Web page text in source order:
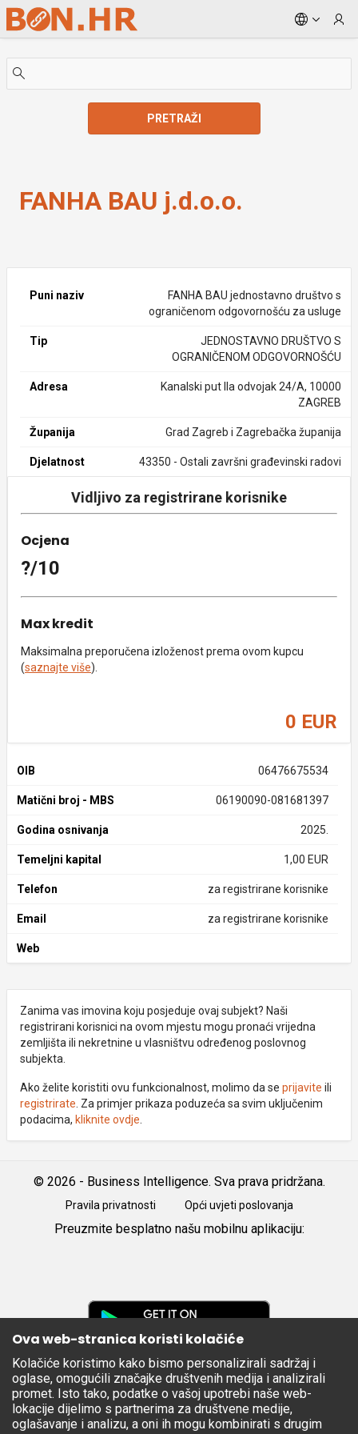
Skip to Main Content
PRETRAŽI
FANHA BAU j.d.o.o.
Puni naziv
FANHA BAU jednostavno društvo s
ograničenom odgovornošću za usluge
Tip
JEDNOSTAVNO DRUŠTVO S
OGRANIČENOM ODGOVORNOŠĆU
Adresa
Kanalski put IIa odvojak 24/A, 10000
ZAGREB
Županija Grad Zagreb i Zagrebačka županija
Djelatnost 43350 - Ostali završni građevinski radovi
Vidljivo za registrirane korisnike
Ocjena
?/10
Max kredit
Maksimalna preporučena izloženost prema ovom kupcu
(saznajte više).
0 EUR
OIB 06476675534
Matični broj - MBS 06190090-081681397
Godina osnivanja 2025.
Temeljni kapital 1,00 EUR
Telefon za registrirane korisnike
Email za registrirane korisnike
Web
Zanima vas imovina koju posjeduje ovaj subjekt? Naši
registrirani korisnici na ovom mjestu mogu pronaći vrijedna
zemljišta ili nekretnine u vlasništvu određenog poslovnog
subjekta.
Ako želite koristiti ovu funkcionalnost, molimo da se prijavite ili
registrirate . Za primjer prikaza poduzeća sa svim uključenim
podacima, kliknite ovdje
© 2026 - Business Intelligence. Sva prava pridržana.
Pravila privatnosti Opći uvjeti poslovanja
Preuzmite besplatno našu mobilnu aplikaciju:
Apple
Store
Ova web-stranica koristi kolačiće
Kolačiće koristimo kako bismo personalizirali sadržaj i
oglase, omogućili značajke društvenih medija i analizirali
promet. Isto tako, podatke o vašoj upotrebi naše web-
lokacije dijelimo s partnerima za društvene medije,
oglašavanje i analizu, a oni ih mogu kombinirati s drugim